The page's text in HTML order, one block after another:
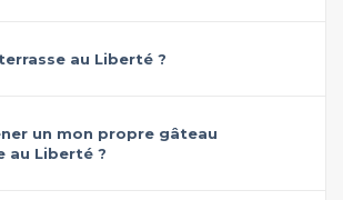
au Liberté ?
un mon propre gâteau
au Liberté ?